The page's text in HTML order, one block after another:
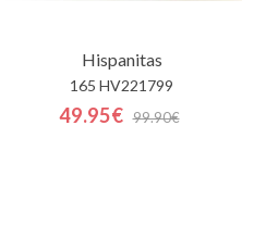
Hispanitas
165 HV221799
49.95€ 99.90€